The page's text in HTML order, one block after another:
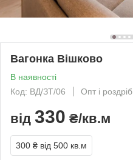
Вагонка Вішково
В наявності
Код: ВД/ЗТ/06
Опт і роздріб
від 330 ₴/кв.м
300 ₴ від 500 кв.м